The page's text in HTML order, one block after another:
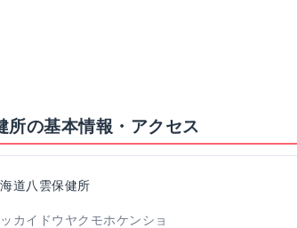
所の基本情報・アクセス
道八雲保健所
カイドウヤクモホケンショ